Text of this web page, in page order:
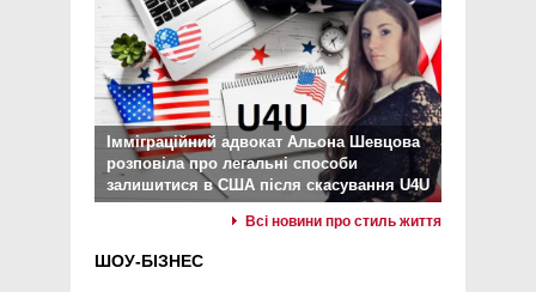
Імміграційний адвокат Альона Шевцова
розповіла про легальні способи
залишитися в США після скасування U4U
Всі новини про стиль життя
ШОУ-БІЗНЕС